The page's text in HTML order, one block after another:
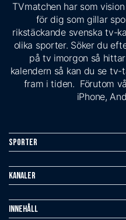
TVmatchen har som
för dig som gillar
rikstäckande svenska tv-
olika sporter. Söker du
på tv imorgon så
kalendern så kan du se
fram i tiden. Förutom
iPhone,
Sporter
Kanaler
Innehåll